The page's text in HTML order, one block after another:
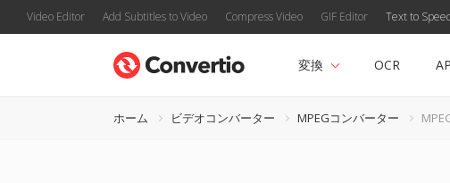
Video Editor Add Subtitles to Video Compress Video GIF Editor Text to
変換 OCR
ホーム ビデオコンバーター MPEGコンバーター